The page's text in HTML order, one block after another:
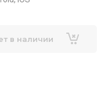
в наличии